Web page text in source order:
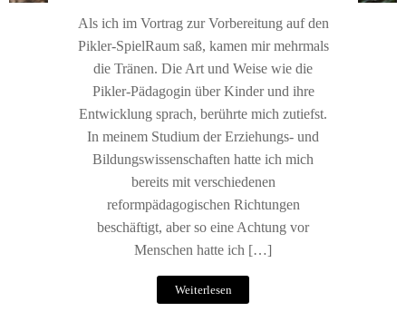
Als ich im Vortrag zur Vorbereitung auf den
Pikler-SpielRaum saß, kamen mir mehrmals
die Tränen. Die Art und Weise wie die
Pikler-Pädagogin über Kinder und ihre
Entwicklung sprach, berührte mich zutiefst.
In meinem Studium der Erziehungs- und
Bildungswissenschaften hatte ich mich
bereits mit verschiedenen
reformpädagogischen Richtungen
beschäftigt, aber so eine Achtung vor
Menschen hatte ich […]
Weiterlesen